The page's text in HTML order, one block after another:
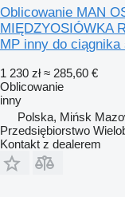
Oblicowanie MAN
MIĘDZYOSIÓWKA
MP inny do ciągnika
1 230 zł ≈ 285,60 €
Oblicowanie
inny
Polska, Mińsk
Przedsiębiorstwo
Kontakt z dealerem